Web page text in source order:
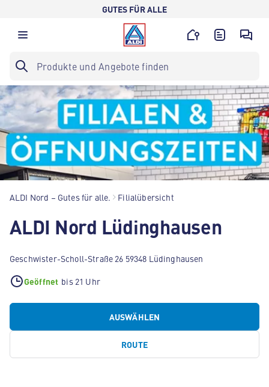
GUTES FÜR ALLE
ALDI Nord – Gutes für alle. Filialübersicht
ALDI Nord Lüdinghausen
Geschwister-Scholl-Straße 26 59348 Lüdinghausen
Geöffnet bis 21 Uhr
AUSWÄHLEN
ROUTE